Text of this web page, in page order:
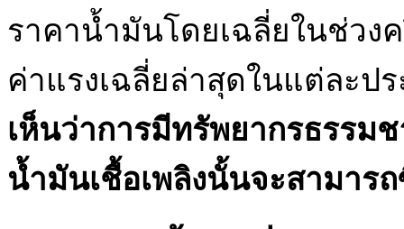
ราคาน้ำมันโดยเฉลี่ยในช่วง
ค่าแรงเฉลี่ยล่าสุดในแต่ละป
เห็นว่าการมีทรัพยากรธรรม
น้ำมันเชื้อเพลิงนั้นจะสามาร